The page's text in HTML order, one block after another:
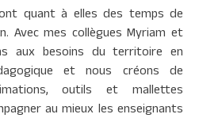
quant à elles des temps de
Avec mes collègues Myriam et
aux besoins du territoire en
et nous créons de
outils et mallettes
au mieux les enseignants